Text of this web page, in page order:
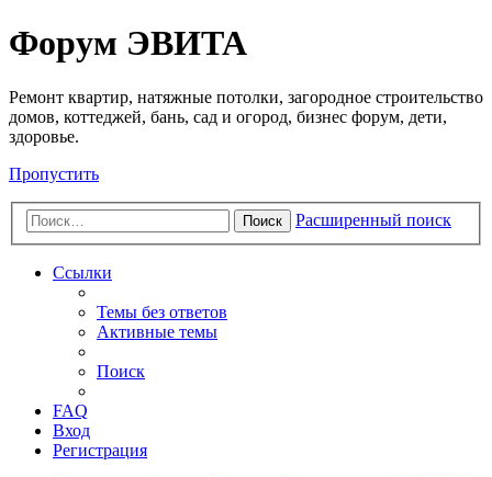
Регистрация
Форум ЭВИТА
Ремонт квартир, натяжные потолки, загородное строительство
домов, коттеджей, бань, сад и огород, бизнес форум, дети,
здоровье.
Пропустить
Поиск Расширенный поиск
Ссылки
Темы без ответов
Активные темы
Поиск
FAQ
Вход
Регистрация